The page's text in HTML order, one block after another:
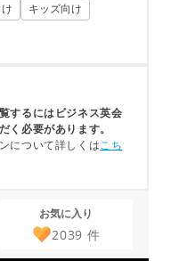
キッズ向け
するにはビジネス英会
く必要があります。
について詳しくはこち
お気に入り
2039 件